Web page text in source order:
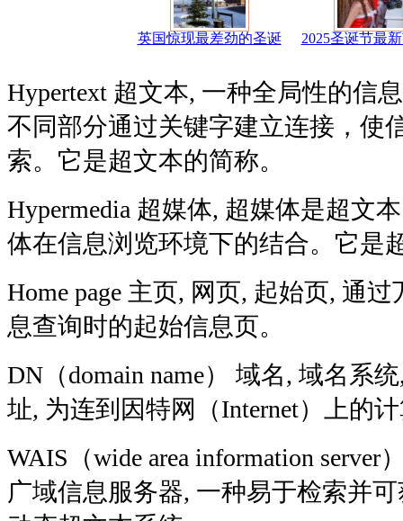
英国惊现最差劲的圣诞 2025圣诞节最
Hypertext 超文本, 一种全局性的信
不同部分通过关键字建立连接，使
索。它是超文本的简称。
Hypermedia 超媒体, 超媒体是超文
体在信息浏览环境下的结合。它是
Home page 主页, 网页, 起始页, 通
息查询时的起始信息页。
DN（domain name） 域名, 域名系
址, 为连到因特网（Internet）上的
WAIS（wide area information server
广域信息服务器, 一种易于检索并